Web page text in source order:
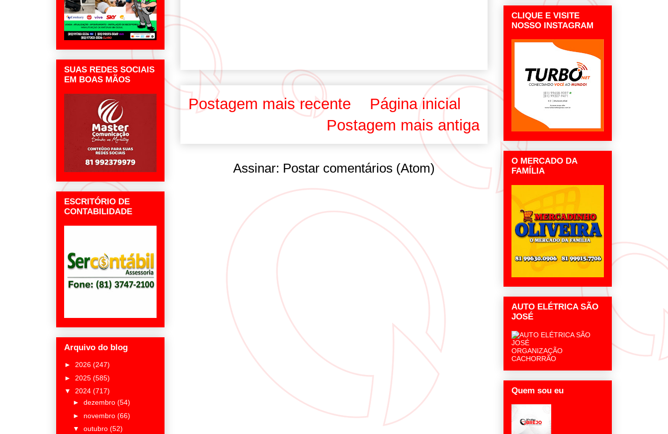
Postagem mais recente
Postagem mais antiga
Página inicial
Assinar: Postar comentários (Atom)
SUAS REDES SOCIAIS
EM BOAS MÃOS
ESCRITÓRIO DE
CONTABILIDADE
Arquivo do blog
► 2026 (247)
► 2025 (585)
▼ 2024 (717)
► dezembro (54)
► novembro (66)
▼ outubro (52)
CLIQUE E VISITE
NOSSO INSTAGRAM
O MERCADO DA
FAMÍLIA
AUTO ELÉTRICA SÃO
JOSÉ
ORGANIZAÇÃO
CACHORRÃO
Quem sou eu